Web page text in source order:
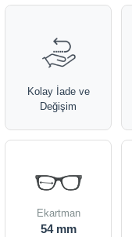
Kolay İade ve
Değişim
Ekartman
54 mm